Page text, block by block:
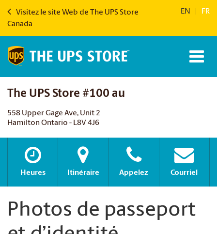
Visitez le site Web de The UPS Store
Canada
EN FR
The UPS Store #100 au
558 Upper Gage Ave, Unit 2
Hamilton Ontario - L8V 4J6
Heures Itinéraire Appelez Courriel
Photos de passeport